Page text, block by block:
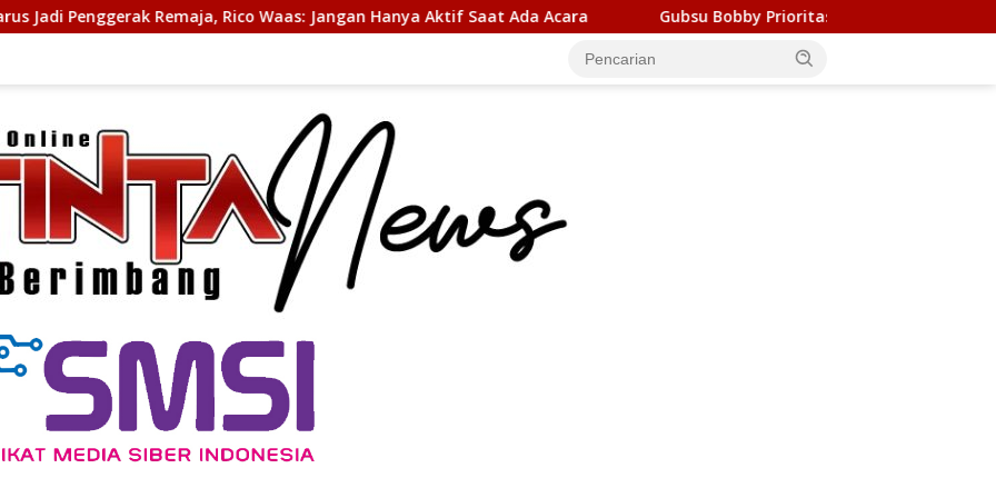
Waas: Jangan Hanya Aktif Saat Ada Acara Gubsu Bobby Prioritaskan Infrastruktur Nias Utara, Jalan Penggerak